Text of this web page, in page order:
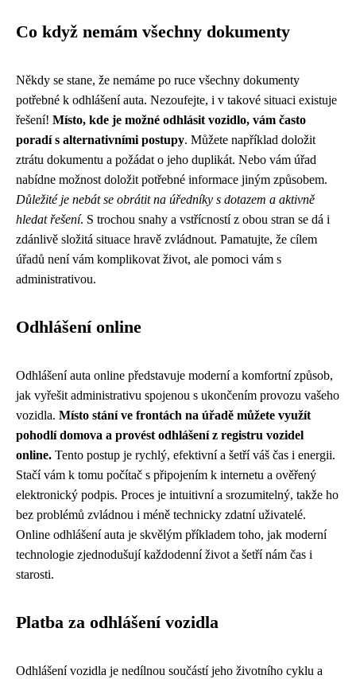
Co když nemám všechny dokumenty
Někdy se stane, že nemáme po ruce všechny dokumenty
potřebné k odhlášení auta. Nezoufejte, i v takové situaci existuje
řešení! Místo, kde je možné odhlásit vozidlo, vám často
poradí s alternativními postupy. Můžete například doložit
ztrátu dokumentu a požádat o jeho duplikát. Nebo vám úřad
nabídne možnost doložit potřebné informace jiným způsobem.
Důležité je nebát se obrátit na úředníky s dotazem a aktivně
hledat řešení. S trochou snahy a vstřícností z obou stran se dá i
zdánlivě složitá situace hravě zvládnout. Pamatujte, že cílem
úřadů není vám komplikovat život, ale pomoci vám s
administrativou.
Odhlášení online
Odhlášení auta online představuje moderní a komfortní způsob,
jak vyřešit administrativu spojenou s ukončením provozu vašeho
vozidla. Místo stání ve frontách na úřadě můžete využít
pohodlí domova a provést odhlášení z registru vozidel
online. Tento postup je rychlý, efektivní a šetří váš čas i energii.
Stačí vám k tomu počítač s připojením k internetu a ověřený
elektronický podpis. Proces je intuitivní a srozumitelný, takže ho
bez problémů zvládnou i méně technicky zdatní uživatelé.
Online odhlášení auta je skvělým příkladem toho, jak moderní
technologie zjednodušují každodenní život a šetří nám čas i
starosti.
Platba za odhlášení vozidla
Odhlášení vozidla je nedílnou součástí jeho životního cyklu a